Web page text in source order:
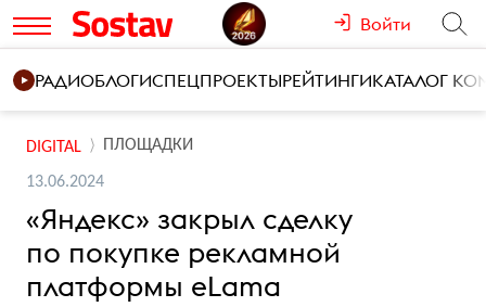
Войти
РАДИОБЛОГИСПЕЦПРОЕКТЫРЕЙТИНГИКАТАЛОГ
DIGITAL ПЛОЩАДКИ
13.06.2024
«Яндекс» закрыл сделку
по покупке рекламной
платформы eLama